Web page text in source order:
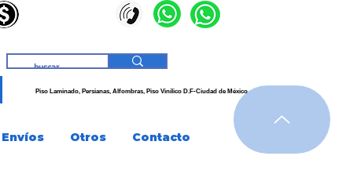
Piso Laminado, Persianas, Alfombras, Piso Vinílico D.F-Ciudad de México
Envíos Otros Contacto